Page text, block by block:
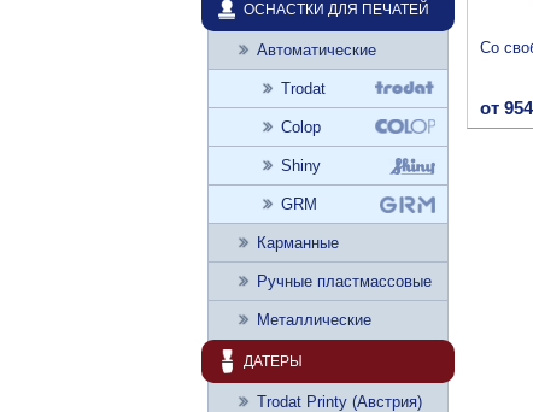
Со
от
ОСНАСТКИ ДЛЯ ПЕЧАТЕЙ
Автоматические
Trodat
Colop
Shiny
GRM
Карманные
Ручные пластмассовые
Металлические
ДАТЕРЫ
Trodat Printy (Австрия)